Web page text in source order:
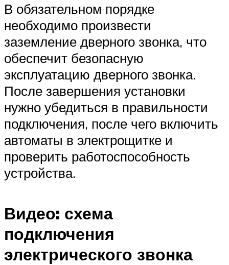
В обязательном порядке
необходимо произвести
заземление дверного звонка, что
обеспечит безопасную
эксплуатацию дверного звонка.
После завершения установки
нужно убедиться в правильности
подключения, после чего включить
автоматы в электрощитке и
проверить работоспособность
устройства.
Видео: схема
подключения
электрического звонка